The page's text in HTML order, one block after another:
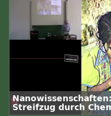
Streifzug durch